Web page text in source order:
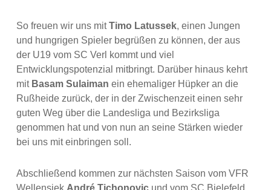
So freuen wir uns mitTimo Latussek, einen Jungen
und hungrigen Spieler begrüßen zu können, der aus
der U19 vom SC Verl kommt und viel
Entwicklungspotenzial mitbringt. Darüber hinaus kehrt
mit Basam Sulaiman ein ehemaliger Hüpker an die
Rußheide zurück, der in der Zwischenzeit einen sehr
guten Weg über die Landesliga und Bezirksliga
genommen hat und von nun an seine Stärken wieder
bei uns mit einbringen soll.
Abschließend kommen zur nächsten Saison vom VFR
Wellensiek André Tichonovicund vom SC Bielefeld